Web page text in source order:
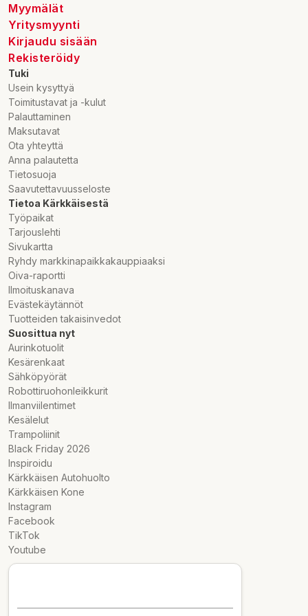
Myymälät
Yritysmyynti
Kirjaudu sisään
Rekisteröidy
Tuki
Usein kysyttyä
Toimitustavat ja -kulut
Palauttaminen
Maksutavat
Ota yhteyttä
Anna palautetta
Tietosuoja
Saavutettavuusseloste
Tietoa Kärkkäisestä
Työpaikat
Tarjouslehti
Sivukartta
Ryhdy markkinapaikkakauppiaaksi
Oiva-raportti
Ilmoituskanava
Evästekäytännöt
Tuotteiden takaisinvedot
Suosittua nyt
Aurinkotuolit
Kesärenkaat
Sähköpyörät
Robottiruohonleikkurit
Ilmanviilentimet
Kesälelut
Trampoliinit
Black Friday 2026
Inspiroidu
Kärkkäisen Autohuolto
Kärkkäisen Kone
Instagram
Facebook
TikTok
Youtube